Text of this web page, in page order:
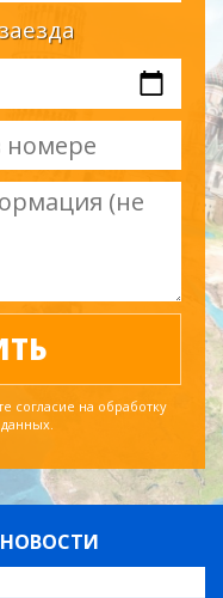
согласие на обработку